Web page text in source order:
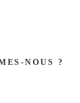
NOUS ?